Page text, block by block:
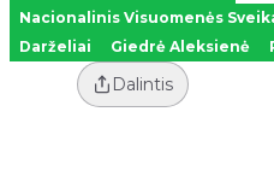
Nacionalinis Visuomenės
Darželiai
Giedrė Aleksienė
Dalintis